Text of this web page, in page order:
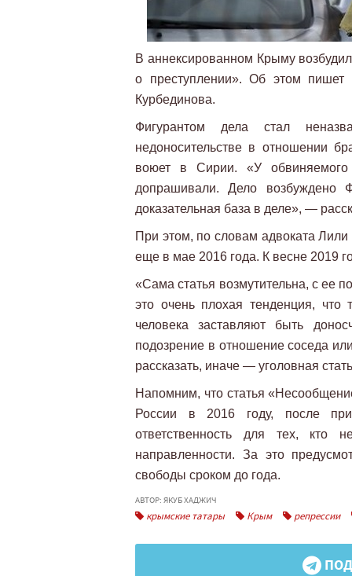
В аннексированном Крыму
о преступлении». Об этом пишет
Курбединова.
Фигурантом дела стал
недоносительстве в отношении
воюет в Сирии. «У
допрашивали. Дело
доказательная база в деле», —
При этом, по словам адвоката
еще в мае 2016 года. К весне 2019
«Сама статья возмутительна, с ее
это очень плохая тенденция,
человека заставляют быть
подозрение в отношение соседа
рассказать, иначе — уголовная
Напомним, что статья
России в 2016 году, после
ответственность для тех, кто
направленности. За это
свободы сроком до года.
АВТОР: ЯКУБ ХАДЖИЧ
крымские татары Крым репрессии